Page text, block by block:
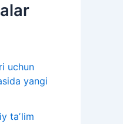
uchun
yangi
taʼlim